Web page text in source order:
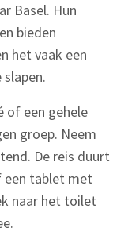
Basel. Hun
bieden
het vaak een
of een gehele
groep. Neem
De reis duurt
een tablet met
naar het toilet